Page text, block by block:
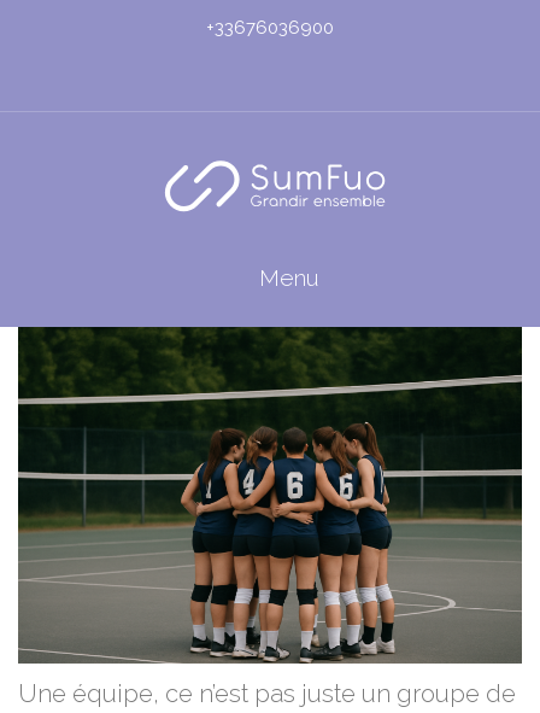
+33676036900
Menu
Une équipe, ce n’est pas juste un groupe de